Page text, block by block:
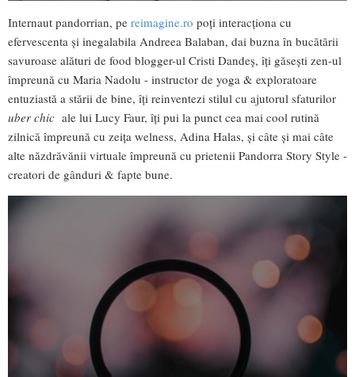
Internaut pandorrian, pe reimagine.ro poți interacționa cu
efervescenta și inegalabila Andreea Balaban, dai buzna în bucătării
savuroase alături de food blogger-ul Cristi Dandeș, îți găsești zen-ul
împreună cu Maria Nadolu - instructor de yoga & exploratoare
entuziastă a stării de bine, îți reinventezi stilul cu ajutorul sfaturilor
uber chic ale lui Lucy Faur, îți pui la punct cea mai cool rutină
zilnică împreună cu zeița welness, Adina Halas, și câte și mai câte
alte năzdrăvănii virtuale împreună cu prietenii Pandorra Story Style -
creatori de gânduri & fapte bune.